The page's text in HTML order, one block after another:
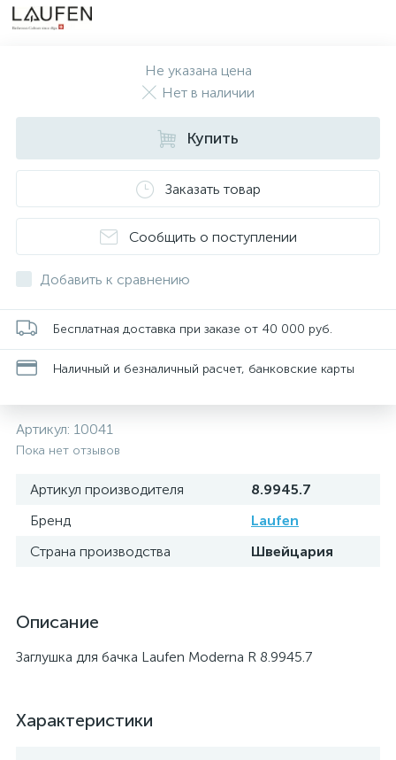
Не указана цена
Нет в наличии
Купить
Заказать товар
Сообщить о поступлении
Добавить к сравнению
Бесплатная доставка при заказе от 40 000 руб.
Наличный и безналичный расчет, банковские карты
Артикул: 10041
Пока нет отзывов
Артикул производителя
8.9945.7
Бренд
Laufen
Страна производства
Швейцария
Описание
Заглушка для бачка Laufen Moderna R 8.9945.7
Характеристики